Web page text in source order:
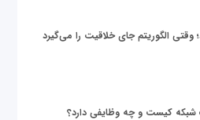
وقتی الگوریتم جای خلاقیت را می‌گیرد
شبکه کیست و چه وظایفی دارد؟